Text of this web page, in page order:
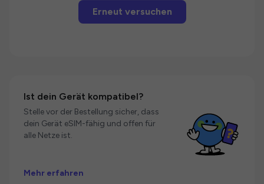
Erneut versuchen
Ist dein Gerät kompatibel?
Stelle vor der Bestellung sicher, dass
dein Gerät eSIM-fähig und offen für
alle Netze ist.
Mehr erfahren